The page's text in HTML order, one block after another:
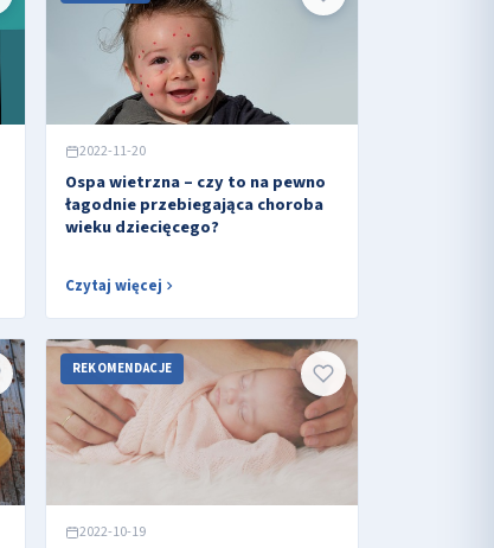
2022-11-20
Ospa wietrzna – czy to na pewno
łagodnie przebiegająca choroba
wieku dziecięcego?
Czytaj więcej
REKOMENDACJE
2022-10-19